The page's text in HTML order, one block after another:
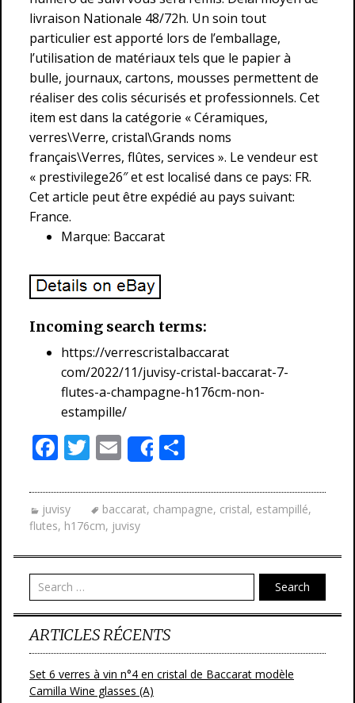
livraison Nationale 48/72h. Un soin tout
particulier est apporté lors de l’emballage,
l’utilisation de matériaux tels que le papier à
bulle, journaux, cartons, mousses permettent de
réaliser des colis sécurisés et professionnels. Cet
item est dans la catégorie « Céramiques,
verres\Verre, cristal\Grands noms
français\Verres, flûtes, services ». Le vendeur est
« prestivilege26″ et est localisé dans ce pays: FR.
Cet article peut être expédié au pays suivant:
France.
Marque: Baccarat
Incoming search terms:
https://verrescristalbaccarat
com/2022/11/juvisy-cristal-baccarat-7-
flutes-a-champagne-h176cm-non-
estampille/
F
ac
e
b
o
o
k
T
w
itt
er
E
m
ai
l
Share
ta
g
er
juvisy baccarat, champagne, cristal, estampillé,
flutes, h176cm, juvisy
Search
ARTICLES RÉCENTS
Set 6 verres à vin n°4 en cristal de Baccarat modèle
Camilla Wine glasses (A)